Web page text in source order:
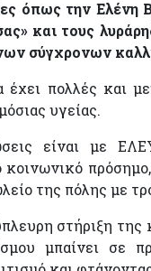
όπως την Ελένη
και τους
σύγχρονων
πολλές και
υγείας.
είναι με
της πόλης με
στήριξη
μπαίνει σε